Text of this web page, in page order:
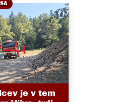
je v tem